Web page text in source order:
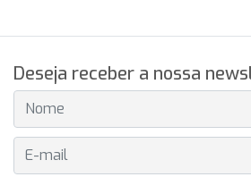
Deseja receber a nossa
E-MAIL